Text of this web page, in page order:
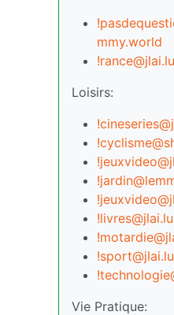
mmy.world
!rance@jlai.lu
Loisirs:
!livres@jlai.lu
!sport@jlai.lu
Vie Pratique: